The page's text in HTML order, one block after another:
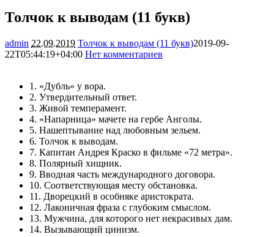
Толчок к выводам (11 букв)
admin 22.09.2019 Толчок к выводам (11 букв)2019-09-
22T05:44:19+04:00 Нет комментариев
1. «Дубль» у вора.
2. Утвердительный ответ.
3. Живой темперамент.
4. «Напарница» мачете на гербе Анголы.
5. Нашептывание над любовным зельем.
6. Толчок к выводам.
7. Капитан Андрея Краско в фильме «72 метра».
8. Полярный хищник.
9. Вводная часть международного договора.
10. Соответствующая месту обстановка.
11. Дворецкий в особняке аристократа.
12. Лаконичная фраза с глубоким смыслом.
13. Мужчина, для которого нет некрасивых дам.
14. Вызывающий цинизм.